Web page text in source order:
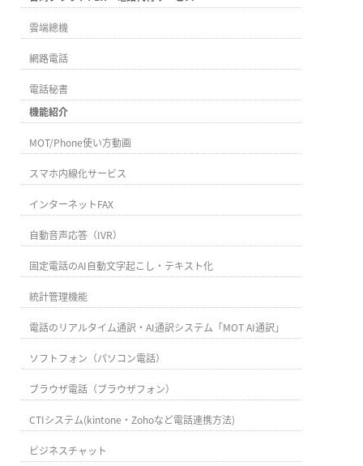
雲端總機
網路電話
電話秘書
機能紹介
MOT/Phone使い方動画
スマホ内線化サービス
インターネットFAX
自動音声応答（IVR）
固定電話のAI自動文字起こし・テキスト化
統計管理機能
電話のリアルタイム通訳・AI通訳システム「MOT AI通訳」
ソフトフォン（パソコン電話）
ブラウザ電話（ブラウザフォン）
CTIシステム(kintone・Zohoなど電話連携方法)
ビジネスチャット